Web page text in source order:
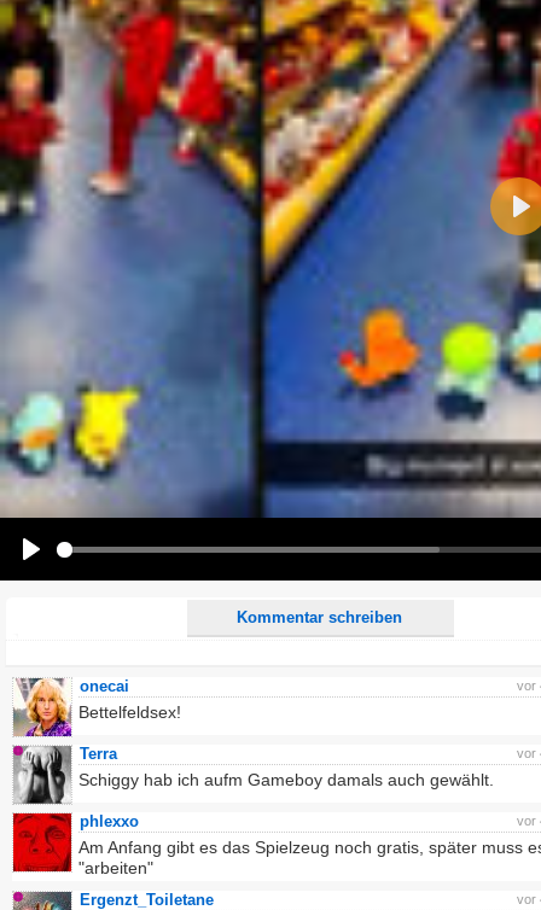
Kommentar schreiben
Alle HTML-Tags außer <br>, <strike> und <i> werden aus Deinem Kommentar entfernt.
URLs werden automatisch umgewandelt. Bitte verwende "www." oder "http://" in URLs
Ich möchte eine E-Mail, wenn auf dieser Seite weitere Kommentare erscheinen.
vor
onecai
Bettelfeldsex!
vor
Terra
Schiggy hab ich aufm Gameboy damals auch gewählt.
vor
phlexxo
Am Anfang gibt es das Spielzeug noch gratis, später muss
"arbeiten"
vor
Ergenzt_Toiletane